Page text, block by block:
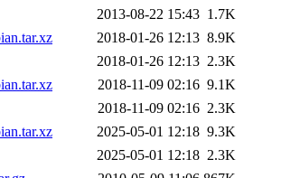
2013-08-22 15:43 1.7K
2018-01-26 12:13 8.9K
2018-01-26 12:13 2.3K
2018-11-09 02:16 9.1K
2018-11-09 02:16 2.3K
2025-05-01 12:18 9.3K
2025-05-01 12:18 2.3K